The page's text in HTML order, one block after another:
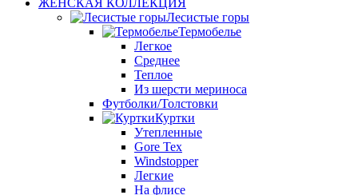
ЖЕНСКАЯ КОЛЛЕКЦИЯ
Лесистые горы
Термобелье
Легкое
Среднее
Теплое
Из шерсти мериноса
Футболки/Толстовки
Куртки
Утепленные
Gore Tex
Windstopper
Легкие
На флисе